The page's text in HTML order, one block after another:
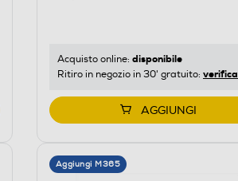
Acquisto online: disponibile
Ritiro in negozio in 30' gratuito: verifica
AGGIUNGI
Aggiungi M365